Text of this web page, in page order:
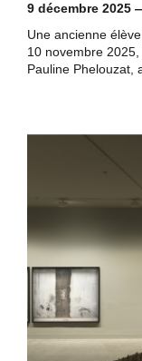
9 décembre 2025
Une ancienne
10 novembre
Pauline Phelouzat,